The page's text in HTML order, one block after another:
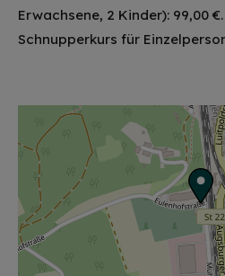
Erwachsene, 2 Kinder): 99,00 €.
Schnupperkurs für